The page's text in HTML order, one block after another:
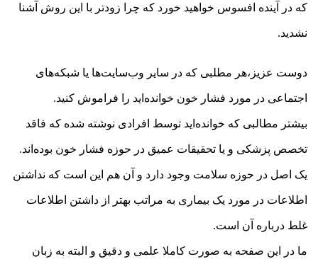
که در آینده افسوس خواهید خورد که چرا زودتر با این روش آشنا
نشدید.
دوست عزیز،هر مطلبی که در سایر وب‌سایت‌ها یا شبکه‌های
اجتماعی در مورد فشار خون خوانده‌اید را فراموش کنید.
بیشتر مطالبی که خوانده‌اید توسط افرادی نوشته شده که فاقد
تخصص پزشکی و یا تحقیقات عمیق در حوزه فشار خون بوده‌اند.
یک اصل در حوزه سلامت وجود دارد و آن هم این است که نداشتن
اطلاعات در مورد یک بیماری به مراتب بهتر از داشتن اطلاعات
غلط درباره آن است.
ما در این صفحه به صورت کاملا علمی و دقیق و البته به زبان